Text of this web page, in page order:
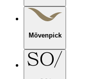
Mövenpick